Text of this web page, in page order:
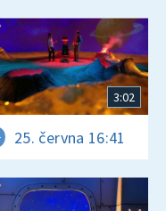
3:02
25. června 16:41